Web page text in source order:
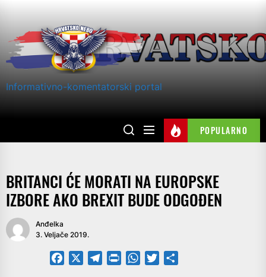
content
Informativno-komentatorski portal
POPULARNO
BRITANCI ĆE MORATI NA EUROPSKE
IZBORE AKO BREXIT BUDE ODGOĐEN
Anđelka
3. Veljače 2019.
Facebook TelegramPrintFriendly
WhatsApp
Twitter